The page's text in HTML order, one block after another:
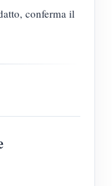
conferma il